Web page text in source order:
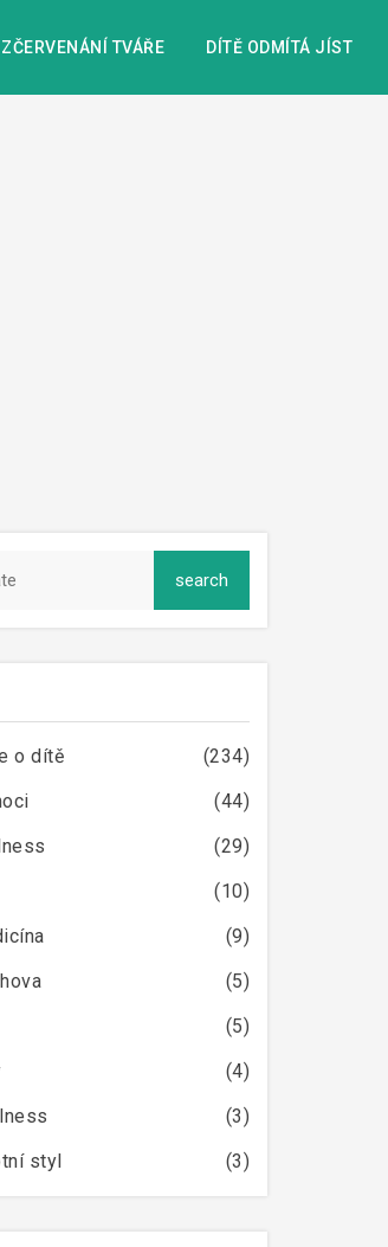
ZČERVENÁNÍ TVÁŘE DÍTĚ ODMÍTÁ JÍST
o dítě
(234)
(44)
(29)
(10)
(9)
(5)
(5)
(4)
(3)
styl
(3)